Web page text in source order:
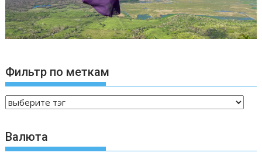
Фильтр по меткам
Валюта